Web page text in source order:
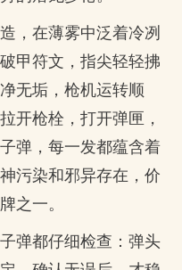
，在薄雾中泛着冷冽
甲符文，指尖轻轻拂
无垢，枪机运转顺
开枪栓，打开弹匣，
弹，每一发都蕴含着
污染和邪异存在，价
之一。
弹都仔细检查：弹头